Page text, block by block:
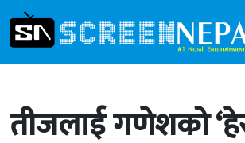
तीजलाई गणेशको